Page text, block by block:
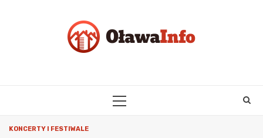
PRIMARY
KONCERTY I FESTIWALE